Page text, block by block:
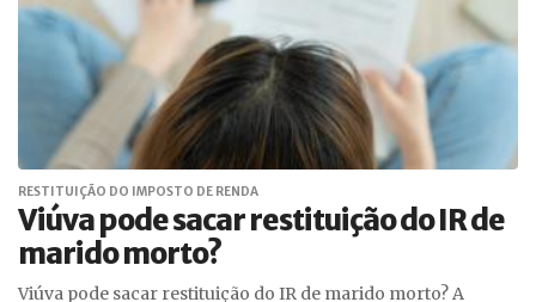
RESTITUIÇÃO DO IMPOSTO DE RENDA
Viúva pode sacar restituição do IR de
marido morto?
Viúva pode sacar restituição do IR de marido morto? A